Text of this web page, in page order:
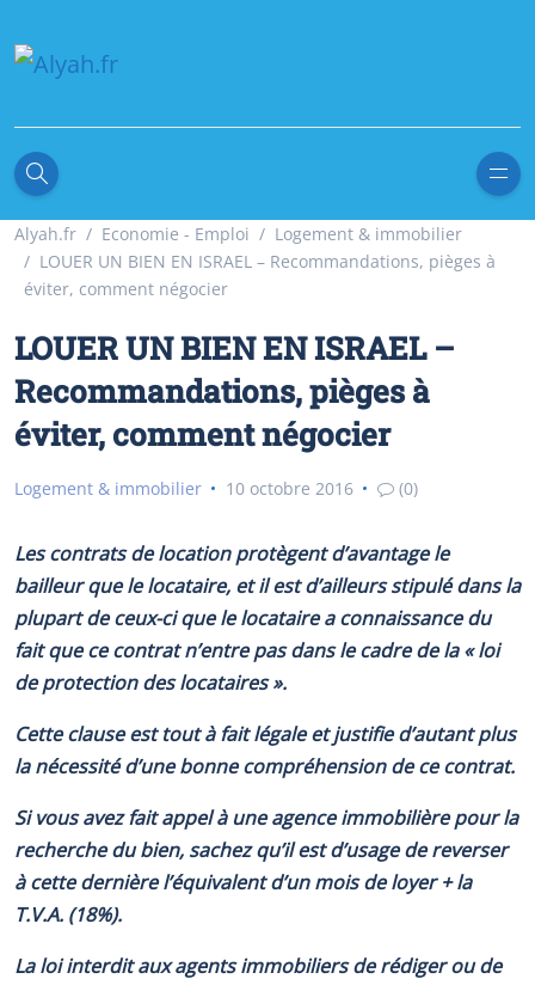
Alyah.fr Economie - Emploi
Logement & immobilier
LOUER UN BIEN EN ISRAEL – Recommandations, pièges à
éviter, comment négocier
LOUER UN BIEN EN ISRAEL –
Recommandations, pièges à
éviter, comment négocier
Logement & immobilier 10 octobre 2016 (0)
Les contrats de location protègent d’avantage le
bailleur que le locataire, et il est d’ailleurs stipulé dans la
plupart de ceux-ci que le locataire a connaissance du
fait que ce contrat n’entre pas dans le cadre de la « loi
de protection des locataires ».
Cette clause est tout à fait légale et justifie d’autant plus
la nécessité d’une bonne compréhension de ce contrat.
Si vous avez fait appel à une agence immobilière pour la
recherche du bien, sachez qu’il est d’usage de reverser
à cette dernière l’équivalent d’un mois de loyer + la
T.V.A. (18%).
La loi interdit aux agents immobiliers de rédiger ou de